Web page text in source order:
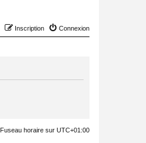
Connexion
Inscription
Fuseau horaire sur UTC+01:00